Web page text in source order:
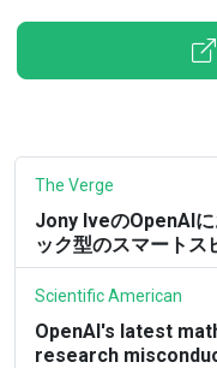
The Verge
Jony IveのOpenAI
ック型のスマートス
Scientific American
OpenAI's latest
research